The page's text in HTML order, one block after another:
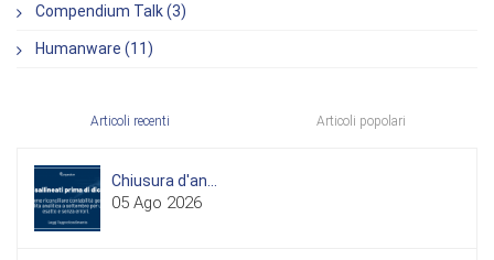
Compendium Talk (3)
Humanware (11)
Articoli recenti Articoli popolari
Chiusura d'an...
05 Ago 2026